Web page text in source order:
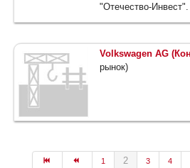
"Отечество-Инвест".
Volkswagen AG
рынок)
1 2 3 4